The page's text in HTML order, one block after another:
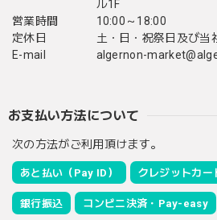
ル1F
営業時間
10:00～18:00
定休日
土・日・祝祭日及び当
E-mail
algernon-
お支払い方法について
次の方法がご利用頂けます。
あと払い（Pay ID） クレジットカー
銀行振込 コンビニ決済・Pay-easy